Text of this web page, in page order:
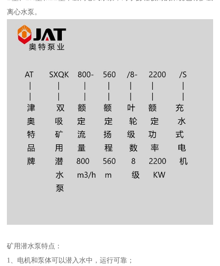
离心水泵。
矿用潜水泵特点：
1、电机和泵体可以潜入水中，运行可靠；